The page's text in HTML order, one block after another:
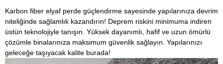
Karbon fiber elyaf perde güçlendirme sayesinde yapılarınıza devrim
niteliğinde sağlamlık kazandırın! Deprem riskini minimuma indiren
üstün teknolojiyle tanışın. Yüksek dayanımlı, hafif ve uzun ömürlü
çözümle binalarınıza maksimum güvenlik sağlayın. Yapılarınızı
geleceğe taşıyacak kalite burada!